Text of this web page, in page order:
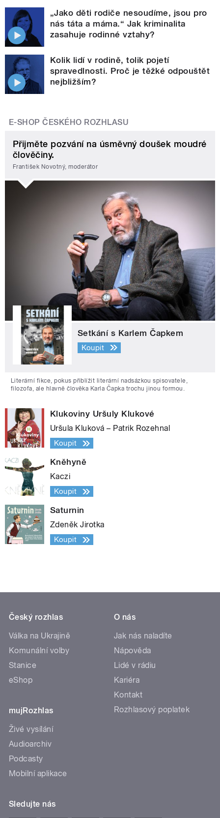
„Jako děti rodiče nesoudíme, jsou pro
nás táta a máma.“ Jak kriminalita
zasahuje rodinné vztahy?
Kolik lidí v rodině, tolik pojetí
spravedlnosti. Proč je těžké odpouštět
nejbližším?
E-SHOP ČESKÉHO ROZHLASU
Přijměte pozvání na úsměvný doušek moudré
člověčiny.
František Novotný, moderátor
Setkání s Karlem Čapkem
Koupit
Literární fikce, pokus přiblížit literární nadsázkou spisovatele,
filozofa, ale hlavně člověka Karla Čapka trochu jinou formou.
Klukoviny Uršuly Klukové
Uršula Kluková – Patrik Rozehnal
Koupit
Kněhyně
Kaczi
Koupit
Saturnin
Zdeněk Jirotka
Koupit
Český rozhlas
Válka na Ukrajině
Komunální volby
Stanice
eShop
mujRozhlas
Živé vysílání
Audioarchiv
Podcasty
Mobilní aplikace
O nás
Jak nás naladíte
Nápověda
Lidé v rádiu
Kariéra
Kontakt
Rozhlasový poplatek
Sledujte nás